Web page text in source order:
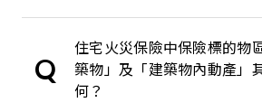
Q
住宅火災保險中保險標的物
築物」及「建築物內動產」
何？